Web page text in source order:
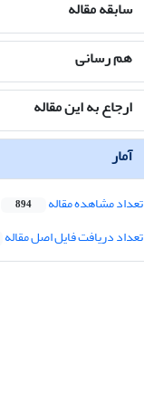
سابقه مقاله
هم رسانی
ارجاع به این مقاله
آمار
تعداد مشاهده مقاله 894
تعداد دریافت فایل اصل مقاله